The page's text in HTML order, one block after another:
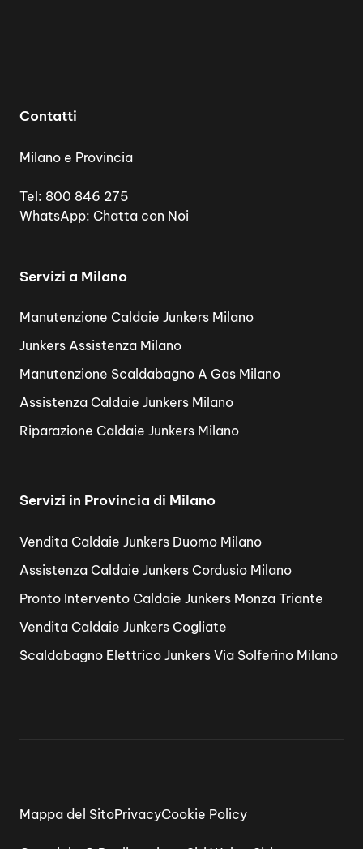
Contatti
Milano e Provincia
Tel: 800 846 275
WhatsApp: Chatta con Noi
Servizi a Milano
Manutenzione Caldaie Junkers Milano
Junkers Assistenza Milano
Manutenzione Scaldabagno A Gas Milano
Assistenza Caldaie Junkers Milano
Riparazione Caldaie Junkers Milano
Servizi in Provincia di Milano
Vendita Caldaie Junkers Duomo Milano
Assistenza Caldaie Junkers Cordusio Milano
Pronto Intervento Caldaie Junkers Monza Triante
Vendita Caldaie Junkers Cogliate
Scaldabagno Elettrico Junkers Via Solferino Milano
Mappa del SitoPrivacyCookie Policy